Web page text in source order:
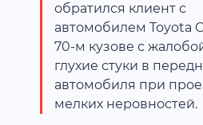
обратился клиент с
автомобилем Toyota
70-м кузове с
глухие стуки в
автомобиля при
мелких неровностей.